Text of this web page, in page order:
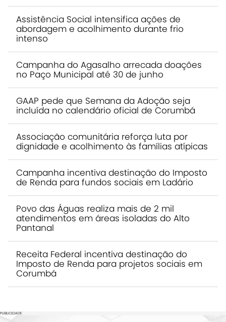
Assistência Social intensifica ações de
abordagem e acolhimento durante frio
intenso
Campanha do Agasalho arrecada doações
no Paço Municipal até 30 de junho
GAAP pede que Semana da Adoção seja
incluída no calendário oficial de Corumbá
Associação comunitária reforça luta por
dignidade e acolhimento às famílias atípicas
Campanha incentiva destinação do Imposto
de Renda para fundos sociais em Ladário
Povo das Águas realiza mais de 2 mil
atendimentos em áreas isoladas do Alto
Pantanal
Receita Federal incentiva destinação do
Imposto de Renda para projetos sociais em
Corumbá
PUBLICIDADE